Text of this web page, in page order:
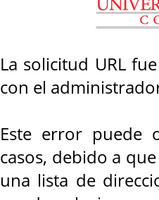
La solicitud URL
con el
Este error puede
casos, debido a
una lista de